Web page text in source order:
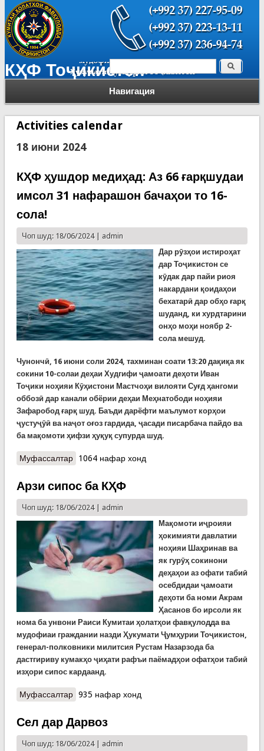
КҲФ Тоҷикистон
Навигация
Форма поиска Поиск
Activities calendar
18 июни 2024
КҲФ ҳушдор медиҳад: Аз 66 ғарқшудаи
имсол 31 нафарашон бачаҳои то 16-
сола!
Чоп шуд: 18/06/2024 | admin
Дар рӯзҳои истироҳат
дар Тоҷикистон се
кӯдак дар пайи риоя
накардани қоидаҳои
бехатарӣ дар обҳо ғарқ
шуданд, ки хурдтарини
онҳо моҳи ноябр 2-
сола мешуд.
Чунончӣ, 16 июни соли 2024, тахминан соати 13:20 дақиқа як
сокини 10-солаи деҳаи Худгифи ҷамоати деҳоти Иван
Тоҷики ноҳияи Кӯҳистони Мастчоҳи вилояти Суғд ҳангоми
оббозӣ дар канали обёрии деҳаи Меҳнатободи ноҳияи
Зафаробод ғарқ шуд. Баъди дарёфти маълумот корҳои
ҷустуҷӯӣ ва наҷот оғоз гардида, ҷасади писарбача пайдо ва
ба мақомоти ҳифзи ҳуқуқ супурда шуд.
Муфассалтаро КҲФ ҳушдор медиҳад: Аз 66 ғарқшудаи имсол
1064 нафар хонд
Арзи сипос ба КҲФ
Чоп шуд: 18/06/2024 | admin
Мақомоти иҷроияи
ҳокимияти давлатии
ноҳияи Шаҳринав ва
як гурӯҳ сокинони
деҳаҳои аз офати табиӣ
осебдидаи ҷамоати
деҳоти ба номи Акрам
Ҳасанов бо ирсоли як
нома ба унвони Раиси Кумитаи ҳолатҳои фавқулодда ва
мудофиаи граждании назди Ҳукумати Ҷумҳурии Тоҷикистон,
генерал-полковники милитсия Рустам Назарзода ба
дастгириву кумакҳо ҷиҳати рафъи паёмадҳои офатҳои табиӣ
изҳори сипос кардаанд.
Муфассалтаро Арзи сипос ба КҲФ
935 нафар хонд
Сел дар Дарвоз
Чоп шуд: 18/06/2024 | admin